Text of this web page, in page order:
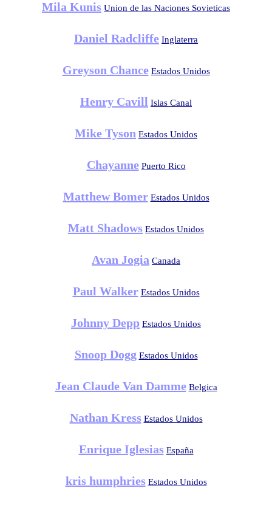
Mila Kunis Union de las Naciones Sovieticas
Daniel Radcliffe Inglaterra
Greyson Chance Estados Unidos
Henry Cavill Islas Canal
Mike Tyson Estados Unidos
Chayanne Puerto Rico
Matthew Bomer Estados Unidos
Matt Shadows Estados Unidos
Avan Jogia Canada
Paul Walker Estados Unidos
Johnny Depp Estados Unidos
Snoop Dogg Estados Unidos
Jean Claude Van Damme Belgica
Nathan Kress Estados Unidos
Enrique Iglesias España
kris humphries Estados Unidos